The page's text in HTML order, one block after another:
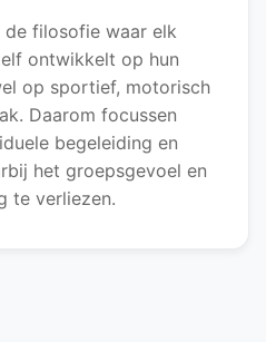
filosofie waar elk
ontwikkelt op hun
op sportief, motorisch
Daarom focussen
begeleiding en
het groepsgevoel en
te verliezen.